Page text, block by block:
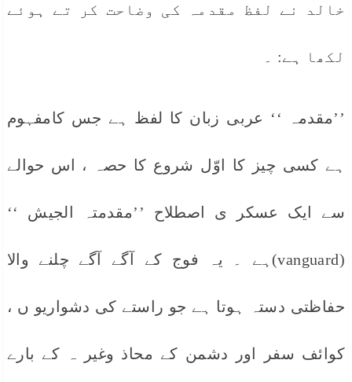
خالد نے لفظ مقدمہ کی وضاحت کر تے ہوئے
لکھا ہے: ۔
’’مقدمہ ‘‘ عربی زبان کا لفظ ہے جس کامفہوم
ہے کسی چیز کا اوّل شروع کا حصہ ، اس حوالے
سے ایک عسکر ی اصطلاح ’’مقدمتہ الجیش ‘‘
(vanguard)ہے ۔ یہ فوج کے آگے آگے چلنے والا
حفاظتی دستہ ہوتا ہے جو راستے کی دشواریو ں ،
کوائف سفر اور دشمن کے محاذ وغیر ہ کے بارے